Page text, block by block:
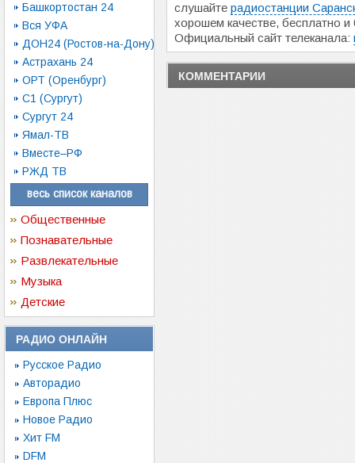
Башкортостан 24
Вся УФА
ДОН24 (Ростов-на-Дону)
Астрахань 24
ОРТ (Оренбург)
С1 (Сургут)
Сургут 24
Ямал-ТВ
Вместе–РФ
РЖД ТВ
весь список каналов
Общественные
Познавательные
Развлекательные
Музыка
Детские
РАДИО ОНЛАЙН
Русское Радио
Авторадио
Европа Плюс
Новое Радио
Хит FM
DFM
слушайте радиостанции
хорошем качестве, бесплатно и
Официальный сайт телеканала:
КОММЕНТАРИИ